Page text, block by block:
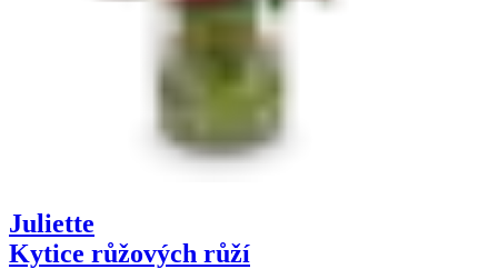
Juliette
Kytice růžových růží